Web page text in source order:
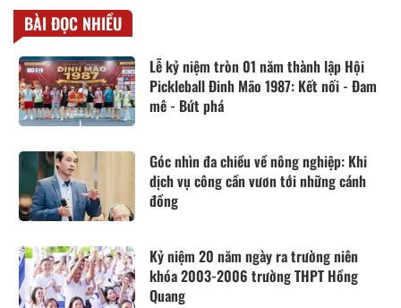
BÀI ĐỌC NHIỀU
Lễ kỷ niệm tròn 01 năm thành lập Hội
Pickleball Đinh Mão 1987: Kết nối - Đam
mê - Bứt phá
Góc nhìn đa chiều về nông nghiệp: Khi
dịch vụ công cần vươn tới những cánh
đồng
Kỷ niệm 20 năm ngày ra trường niên
khóa 2003-2006 trường THPT Hồng
Quang